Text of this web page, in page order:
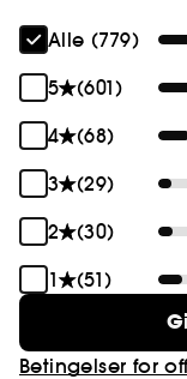
Alle (779)
5
(601)
4
(68)
3
(29)
2
(30)
1
(51)
Betingelser for